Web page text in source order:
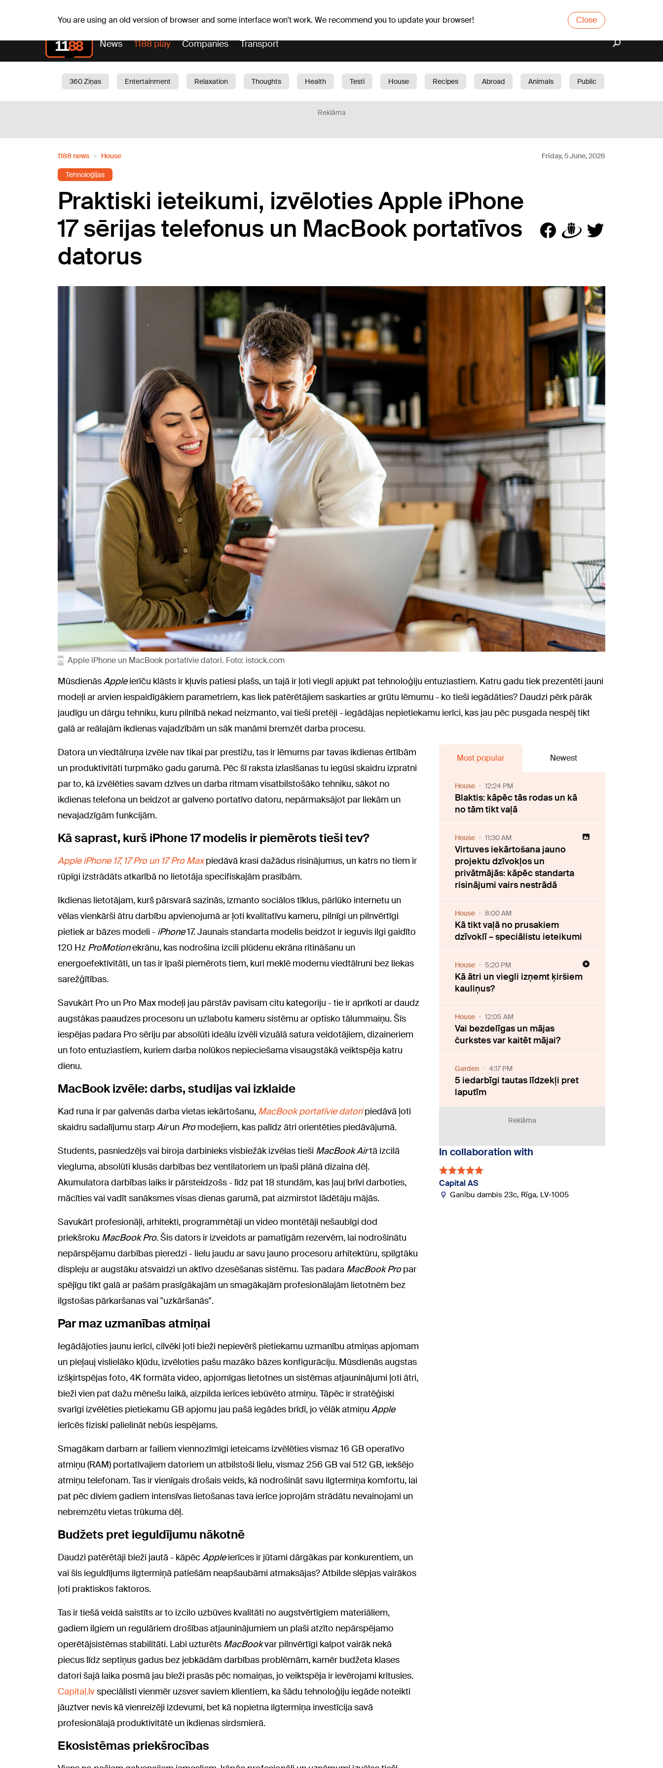
You are using an old version of browser and some interface won't work. We recommend you to update your browser! Close
News 1188 play Companies Transport
360 Ziņas Entertainment Relaxation Thoughts Health Testi House Recipes Abroad Animals
Public
Reklāma
1188 news House Friday, 5 June, 2026
Tehnoloģijas
Praktiski ieteikumi, izvēloties Apple iPhone
17 sērijas telefonus un MacBook portatīvos
datorus
Apple iPhone un MacBook portatīvie datori. Foto: istock.com
MūsdienāsAppleierīču klāsts ir kļuvis patiesi plašs, un tajā ir ļoti viegli apjukt pat tehnoloģiju entuziastiem. Katru gadu tiek prezentēti jauni
modeļi ar arvien iespaidīgākiem parametriem, kas liek patērētājiem saskarties ar grūtu lēmumu - ko tieši iegādāties? Daudzi pērk pārāk
jaudīgu un dārgu tehniku, kuru pilnībā nekad neizmanto, vai tieši pretēji - iegādājas nepietiekamu ierīci, kas jau pēc pusgada nespēj tikt
galā ar reālajām ikdienas vajadzībām un sāk manāmi bremzēt darba procesu.
Datora un viedtālruņa izvēle nav tikai par prestižu, tas ir lēmums par tavas ikdienas ērtībām
un produktivitāti turpmāko gadu garumā. Pēc šī raksta izlasīšanas tu iegūsi skaidru izpratni
par to, kā izvēlēties savam dzīves un darba ritmam visatbilstošāko tehniku, sākot no
ikdienas telefona un beidzot ar galveno portatīvo datoru, nepārmaksājot par liekām un
nevajadzīgām funkcijām.
Kā saprast, kurš iPhone 17 modelis ir piemērots tieši tev?
Apple iPhone 17, 17 Pro un 17 Pro Maxpiedāvā krasi dažādus risinājumus, un katrs no tiem ir
rūpīgi izstrādāts atkarībā no lietotāja specifiskajām prasībām.
Ikdienas lietotājam, kurš pārsvarā sazinās, izmanto sociālos tīklus, pārlūko internetu un
vēlas vienkārši ātru darbību apvienojumā ar ļoti kvalitatīvu kameru, pilnīgi un pilnvērtīgi
pietiek ar bāzes modeli - iPhone17. Jaunais standarta modelis beidzot ir ieguvis ilgi gaidīto
120 Hz ProMotionekrānu, kas nodrošina izcili plūdenu ekrāna ritināšanu un
energoefektivitāti, un tas ir īpaši piemērots tiem, kuri meklē modernu viedtālruni bez liekas
sarežģītības.
Savukārt Pro un Pro Max modeļi jau pārstāv pavisam citu kategoriju - tie ir aprīkoti ar daudz
augstākas paaudzes procesoru un uzlabotu kameru sistēmu ar optisko tālummaiņu. Šīs
iespējas padara Pro sēriju par absolūti ideālu izvēli vizuālā satura veidotājiem, dizaineriem
un foto entuziastiem, kuriem darba nolūkos nepieciešama visaugstākā veiktspēja katru
dienu.
MacBook izvēle: darbs, studijas vai izklaide
Kad runa ir par galvenās darba vietas iekārtošanu, MacBook portatīvie datoripiedāvā ļoti
skaidru sadalījumu starpAirun Promodeļiem, kas palīdz ātri orientēties piedāvājumā.
Students, pasniedzējs vai biroja darbinieks visbiežāk izvēlas tieši MacBook Airtā izcilā
viegluma, absolūti klusās darbības bez ventilatoriem un īpaši plānā dizaina dēļ.
Akumulatora darbības laiks ir pārsteidzošs - līdz pat 18 stundām, kas ļauj brīvi darboties,
mācīties vai vadīt sanāksmes visas dienas garumā, pat aizmirstot lādētāju mājās.
Savukārt profesionāļi, arhitekti, programmētāji un video montētāji nešaubīgi dod
priekšroku MacBook Pro. Šis dators ir izveidots ar pamatīgām rezervēm, lai nodrošinātu
nepārspējamu darbības pieredzi - lielu jaudu ar savu jauno procesoru arhitektūru, spilgtāku
displeju ar augstāku atsvaidzi un aktīvo dzesēšanas sistēmu. Tas padara MacBook Propar
spējīgu tikt galā ar pašām prasīgākajām un smagākajām profesionālajām lietotnēm bez
ilgstošas pārkaršanas vai "uzkāršanās".
Par maz uzmanības atmiņai
Iegādājoties jaunu ierīci, cilvēki ļoti bieži nepievērš pietiekamu uzmanību atmiņas apjomam
un pieļauj vislielāko kļūdu, izvēloties pašu mazāko bāzes konfigurāciju. Mūsdienās augstas
izšķirtspējas foto, 4K formāta video, apjomīgas lietotnes un sistēmas atjauninājumi ļoti ātri,
bieži vien pat dažu mēnešu laikā, aizpilda ierīces iebūvēto atmiņu. Tāpēc ir stratēģiski
svarīgi izvēlēties pietiekamu GB apjomu jau pašā iegādes brīdī, jo vēlāk atmiņu Apple
ierīcēs fiziski palielināt nebūs iespējams.
Smagākam darbam ar failiem viennozīmīgi ieteicams izvēlēties vismaz 16 GB operatīvo
atmiņu (RAM) portatīvajiem datoriem un atbilstoši lielu, vismaz 256 GB vai 512 GB, iekšējo
atmiņu telefonam. Tas ir vienīgais drošais veids, kā nodrošināt savu ilgtermiņa komfortu, lai
pat pēc diviem gadiem intensīvas lietošanas tava ierīce joprojām strādātu nevainojami un
nebremzētu vietas trūkuma dēļ.
Budžets pret ieguldījumu nākotnē
Daudzi patērētāji bieži jautā - kāpēcAppleierīces ir jūtami dārgākas par konkurentiem, un
vai šis ieguldījums ilgtermiņā patiešām neapšaubāmi atmaksājas? Atbilde slēpjas vairākos
ļoti praktiskos faktoros.
Tas ir tiešā veidā saistīts ar to izcilo uzbūves kvalitāti no augstvērtīgiem materiāliem,
gadiem ilgiem un regulāriem drošības atjauninājumiem un plaši atzīto nepārspējamo
operētājsistēmas stabilitāti. Labi uzturēts MacBookvar pilnvērtīgi kalpot vairāk nekā
piecus līdz septiņus gadus bez jebkādām darbības problēmām, kamēr budžeta klases
datori šajā laika posmā jau bieži prasās pēc nomaiņas, jo veiktspēja ir ievērojami kritusies.
Capital.lvspeciālisti vienmēr uzsver saviem klientiem, ka šādu tehnoloģiju iegāde noteikti
jāuztver nevis kā vienreizēji izdevumi, bet kā nopietna ilgtermiņa investīcija savā
profesionālajā produktivitātē un ikdienas sirdsmierā.
Ekosistēmas priekšrocības
Most popular Newest
House 12:24 PM
Blaktis: kāpēc tās rodas un kā
no tām tikt vaļā
House 11:30 AM
Virtuves iekārtošana jauno
projektu dzīvokļos un
privātmājās: kāpēc standarta
risinājumi vairs nestrādā
House 8:00 AM
Kā tikt vaļā no prusakiem
dzīvoklī – speciālistu ieteikumi
House 5:20 PM
Kā ātri un viegli izņemt ķiršiem
kauliņus?
House 12:05 AM
Vai bezdelīgas un mājas
čurkstes var kaitēt mājai?
Garden 4:17 PM
5 iedarbīgi tautas līdzekļi pret
laputīm
Reklāma
In collaboration with
Capital AS
Ganību dambis 23c, Rīga, LV-1005